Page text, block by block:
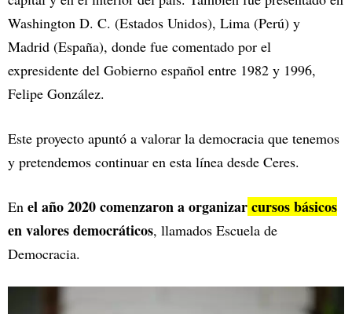
Washington D. C. (Estados Unidos), Lima (Perú) y
Madrid (España), donde fue comentado por el
expresidente del Gobierno español entre 1982 y 1996,
Felipe González.
Este proyecto apuntó a valorar la democracia que tenemos
y pretendemos continuar en esta línea desde Ceres.
En el año 2020 comenzaron a organizarcursos básicos
en valores democráticos, llamados Escuela de
Democracia.